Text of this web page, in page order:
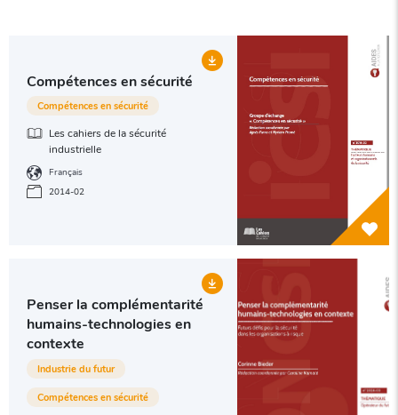
Compétences en sécurité
Compétences en sécurité
Les cahiers de la sécurité
industrielle
Français
2014-02
Penser la complémentarité
humains-technologies en
contexte
Industrie du futur
Compétences en sécurité